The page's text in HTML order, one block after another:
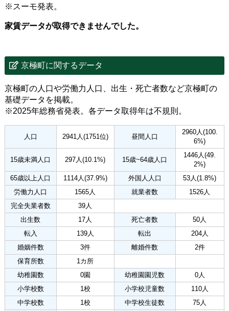
※スーモ発表。
家賃データが取得できませんでした。
京極町に関するデータ
京極町の人口や労働力人口、出生・死亡者数など京極町の
基礎データを掲載。
※2025年総務省発表。各データ取得年は不規則。
人口 2941人(1751位) 昼間人口
2960人(100.
6%)
15歳未満人口 297人(10.1%) 15歳~64歳人口
1446人(49.
2%)
65歳以上人口
1114人(37.9%) 外国人人口
53人(1.8%)
労働力人口
1565人 就業者数
1526人
完全失業者数
39人
出生数
17人 死亡者数
50人
転入
139人 転出
204人
婚姻件数
3件 離婚件数
2件
保育所数
1カ所
幼稚園数
0園 幼稚園園児数
0人
小学校数
1校 小学校児童数
110人
中学校数
1校 中学校生徒数 75人